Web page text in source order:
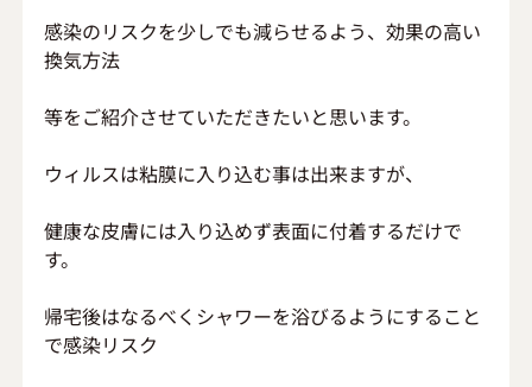
感染のリスクを少しでも減らせるよう、効果の高い
換気方法
等をご紹介させていただきたいと思います。
ウィルスは粘膜に入り込む事は出来ますが、
健康な皮膚には入り込めず表面に付着するだけで
す。
帰宅後はなるべくシャワーを浴びるようにすること
で感染リスク